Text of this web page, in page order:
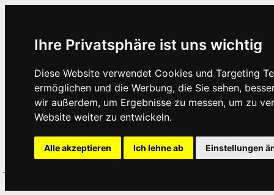
Ihre Privatsphäre ist uns wichtig
Diese Website verwendet Cookies und Targeting
ermöglichen und die Werbung, die Sie sehen,
wir außerdem, um Ergebnisse zu messen, um zu
Website weiter zu entwickeln.
Alle akzeptieren Ich lehne ab Einstellungen